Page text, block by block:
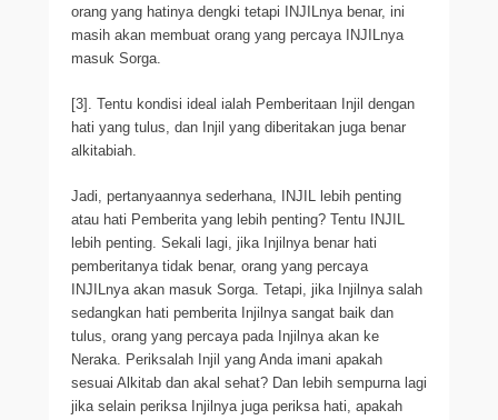
orang yang hatinya dengki tetapi INJILnya benar, ini
masih akan membuat orang yang percaya INJILnya
masuk Sorga.
[3]. Tentu kondisi ideal ialah Pemberitaan Injil dengan
hati yang tulus, dan Injil yang diberitakan juga benar
alkitabiah.
Jadi, pertanyaannya sederhana, INJIL lebih penting
atau hati Pemberita yang lebih penting? Tentu INJIL
lebih penting. Sekali lagi, jika Injilnya benar hati
pemberitanya tidak benar, orang yang percaya
INJILnya akan masuk Sorga. Tetapi, jika Injilnya salah
sedangkan hati pemberita Injilnya sangat baik dan
tulus, orang yang percaya pada Injilnya akan ke
Neraka. Periksalah Injil yang Anda imani apakah
sesuai Alkitab dan akal sehat? Dan lebih sempurna lagi
jika selain periksa Injilnya juga periksa hati, apakah